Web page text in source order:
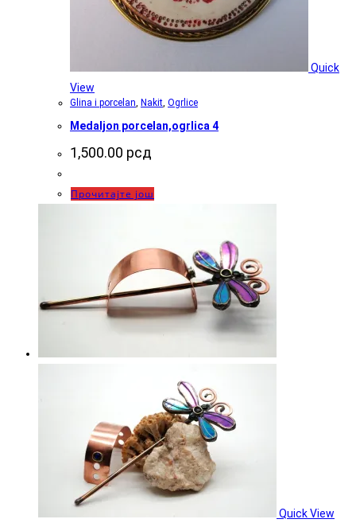
Quick
View
Glina i porcelan Nakit Ogrlice
Medaljon porcelan,ogrlica 4
1,500.00 рсд
Прочитајте још
Quick View